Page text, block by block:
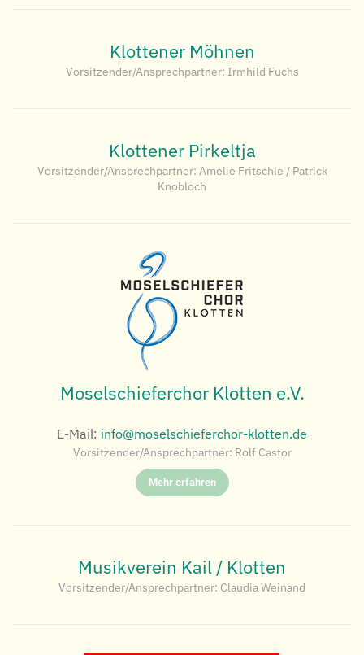
Klottener Möhnen
Vorsitzender/Ansprechpartner: Irmhild Fuchs
Klottener Pirkeltja
Vorsitzender/Ansprechpartner: Amelie Fritschle / Patrick
Knobloch
Moselschieferchor Klotten e.V.
E-Mail: info@moselschieferchor-klotten.de
Vorsitzender/Ansprechpartner: Rolf Castor
Mehr erfahren
Musikverein Kail / Klotten
Vorsitzender/Ansprechpartner: Claudia Weinand